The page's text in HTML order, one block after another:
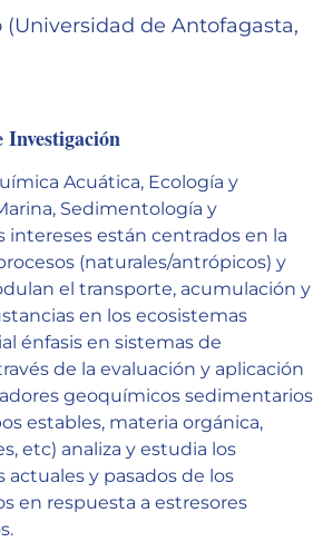
(Universidad de Antofagasta,
Investigación
Acuática, Ecología y
Sedimentología y
intereses están centrados en la
(naturales/antrópicos) y
el transporte, acumulación y
en los ecosistemas
énfasis en sistemas de
de la evaluación y aplicación
geoquímicos sedimentarios
estables, materia orgánica,
etc) analiza y estudia los
y pasados de los
en respuesta a estresores